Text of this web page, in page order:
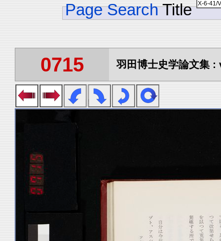
Page Search Title
0715 羽田博士史学論文集 :